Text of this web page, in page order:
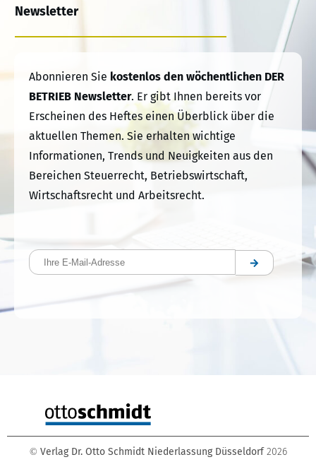
Newsletter
Abonnieren Sie kostenlos den wöchentlichen DER
BETRIEB Newsletter. Er gibt Ihnen bereits vor
Erscheinen des Heftes einen Überblick über die
aktuellen Themen. Sie erhalten wichtige
Informationen, Trends und Neuigkeiten aus den
Bereichen Steuerrecht, Betriebswirtschaft,
Wirtschaftsrecht und Arbeitsrecht.
Bitte
© Verlag Dr. Otto Schmidt Niederlassung Düsseldorf 2026